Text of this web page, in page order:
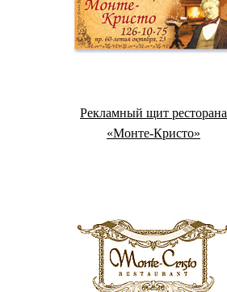
Рекламный щит ресторана
«Монте-Кристо»